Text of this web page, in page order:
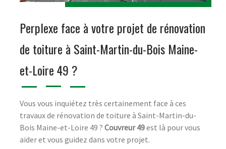
Perplexe face à votre projet de rénovation
de toiture à Saint-Martin-du-Bois Maine-
et-Loire 49 ?
Vous vous inquiétez très certainement face à ces
travaux de rénovation de toiture à Saint-Martin-du-
Bois Maine-et-Loire 49 ? Couvreur 49est là pour vous
aider et vous guidez dans votre projet.